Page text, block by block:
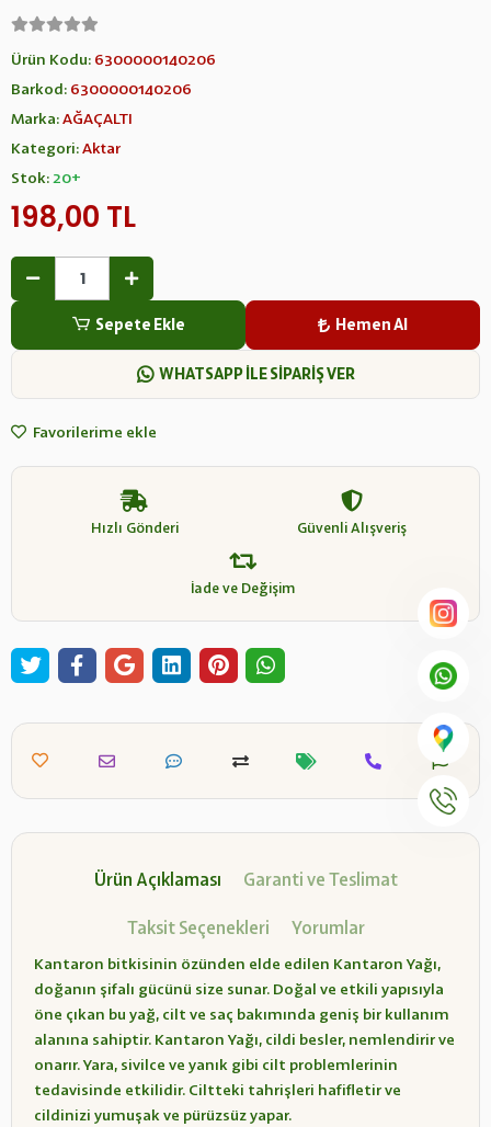
Ürün Kodu: 6300000140206
Barkod: 6300000140206
Marka:AĞAÇALTI
Kategori:Aktar
Stok:20+
198,00 TL
Sepete Ekle Hemen Al
WHATSAPP İLE SİPARİŞ VER
Favorilerime ekle
Hızlı Gönderi Güvenli Alışveriş
İade ve Değişim
Ürün Açıklaması Garanti ve Teslimat
Taksit Seçenekleri Yorumlar
Kantaron bitkisinin özünden elde edilen Kantaron Yağı,
doğanın şifalı gücünü size sunar. Doğal ve etkili yapısıyla
öne çıkan bu yağ, cilt ve saç bakımında geniş bir kullanım
alanına sahiptir. Kantaron Yağı, cildi besler, nemlendirir ve
onarır. Yara, sivilce ve yanık gibi cilt problemlerinin
tedavisinde etkilidir. Ciltteki tahrişleri hafifletir ve
cildinizi yumuşak ve pürüzsüz yapar.